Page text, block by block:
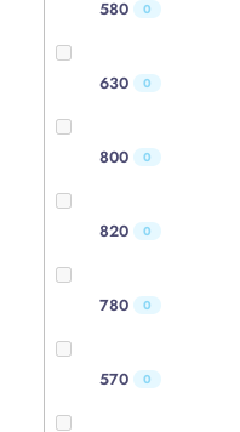
580 0
630 0
800 0
820 0
780 0
570 0